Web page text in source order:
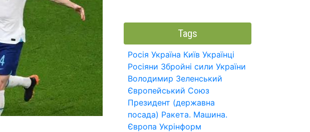
Tags
Росія Україна Київ Українці
Росіяни Збройні сили України
Володимир Зеленський
Європейський Союз
Президент (державна
посада) Ракета. Машина.
Європа Укрінформ